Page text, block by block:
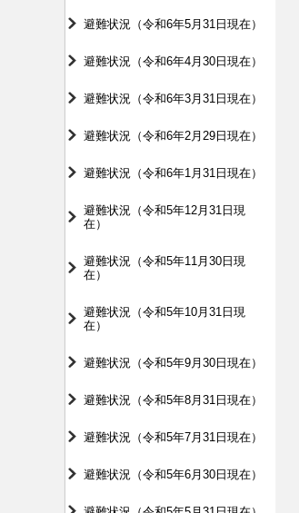
避難状況（令和6年5月31日現在）
避難状況（令和6年4月30日現在）
避難状況（令和6年3月31日現在）
避難状況（令和6年2月29日現在）
避難状況（令和6年1月31日現在）
避難状況（令和5年12月31日現
在）
避難状況（令和5年11月30日現
在）
避難状況（令和5年10月31日現
在）
避難状況（令和5年9月30日現在）
避難状況（令和5年8月31日現在）
避難状況（令和5年7月31日現在）
避難状況（令和5年6月30日現在）